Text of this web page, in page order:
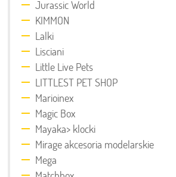
Jurassic World
KIMMON
Lalki
Lisciani
Little Live Pets
LITTLEST PET SHOP
Marioinex
Magic Box
Mayaka> klocki
Mirage akcesoria modelarskie
Mega